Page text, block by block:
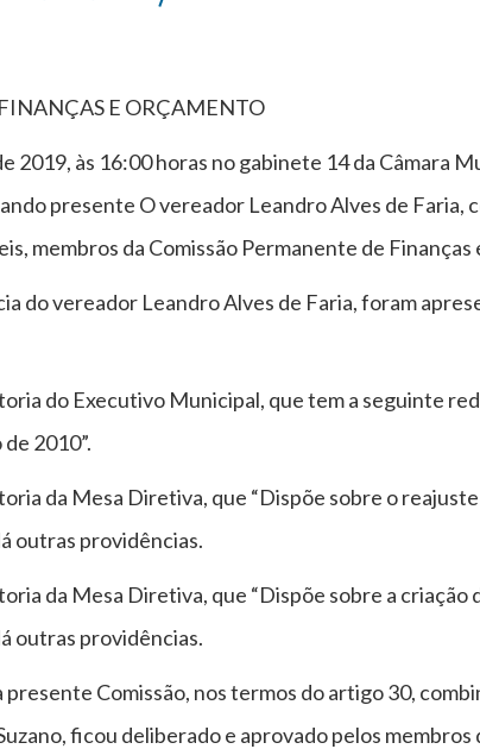
E ORÇAMENTO
2019, às 16:00 horas no gabinete 14 da Câmara
presente O vereador Leandro Alves de
membros da Comissão Permanente de
do vereador Leandro Alves de Faria, foram
do Executivo Municipal, que tem a seguinte
2010”.
da Mesa Diretiva, que “Dispõe sobre o
outras providências.
da Mesa Diretiva, que “Dispõe sobre a
outras providências.
presente Comissão, nos termos do artigo 30,
ficou deliberado e aprovado pelos